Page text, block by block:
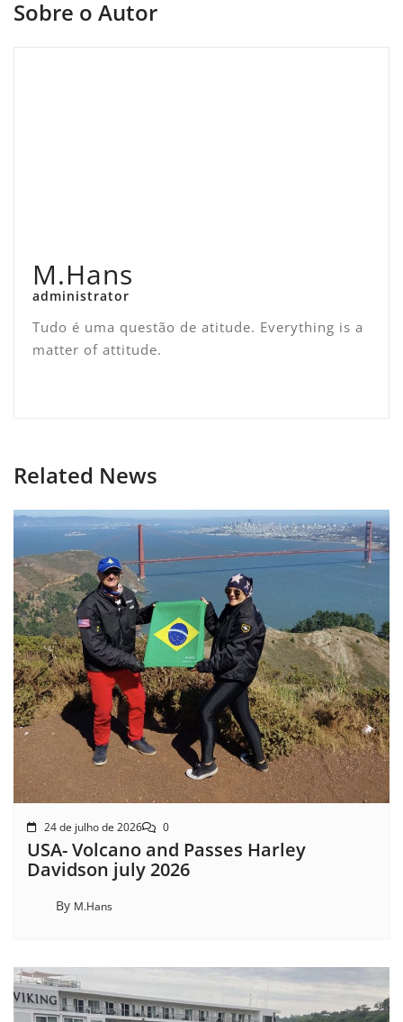
Sobre o Autor
M.Hans
administrator
Tudo é uma questão de atitude. Everything is a
matter of attitude.
Related News
24 de julho de 2026 0
USA- Volcano and Passes Harley
Davidson july 2026
By M.Hans